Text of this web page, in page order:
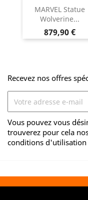
MARVEL Statue
Wolverine...
Prix
879,90 €
Recevez nos offres
Vous pouvez vous
trouverez pour cela
conditions d'utilisation